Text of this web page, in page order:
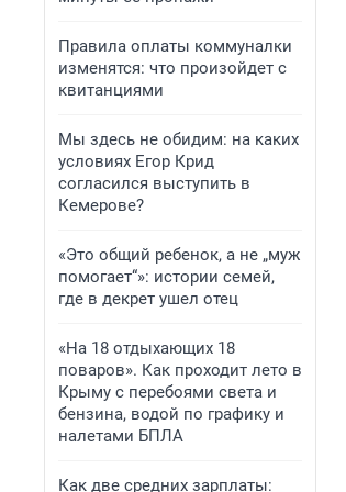
Правила оплаты коммуналки
изменятся: что произойдет с
квитанциями
Мы здесь не обидим: на каких
условиях Егор Крид
согласился выступить в
Кемерове?
«Это общий ребенок, а не „муж
помогает“»: истории семей,
где в декрет ушел отец
«На 18 отдыхающих 18
поваров». Как проходит лето в
Крыму с перебоями света и
бензина, водой по графику и
налетами БПЛА
Как две средних зарплаты: